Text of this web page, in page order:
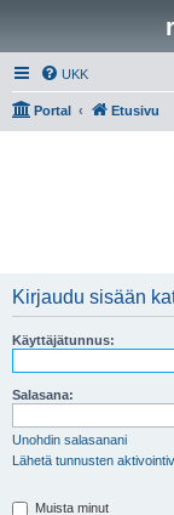
UKK
Portal Etusivu
Kirjaudu sisään
Käyttäjätunnus:
Salasana:
Unohdin salasanani
Lähetä tunnusten
Muista minut